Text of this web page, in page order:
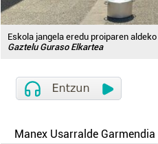
Eskola jangela eredu proiparen
Gaztelu Guraso Elkartea
Manex Usarralde Garmendia